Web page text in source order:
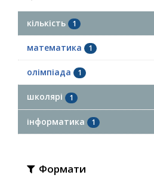
кількість 1
математика 1
олімпіада 1
школярі 1
інформатика 1
Формати